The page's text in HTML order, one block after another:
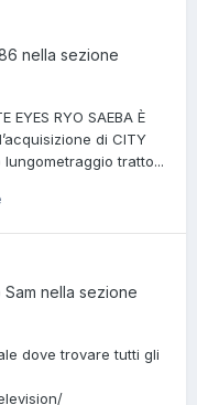
nella sezione
EYES RYO SAEBA È
di CITY
lungometraggio tratto...
Sam nella sezione
dove trovare tutti gli